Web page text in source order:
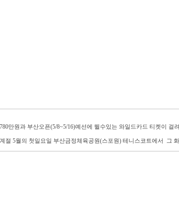
만원과 부산오픈(5/8~5/16)예선에 뛸수있는 와일드카드 티켓이 걸
절 5월의 첫일요일 부산금정체육공원(스포원) 테니스코트에서 그